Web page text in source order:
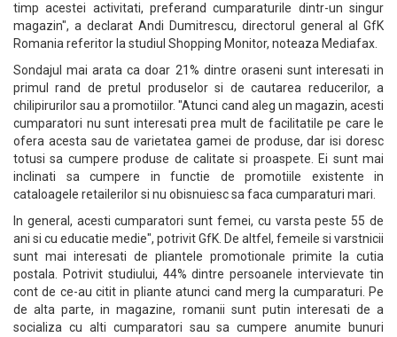
timp acestei activitati, preferand cumparaturile dintr-un singur
magazin", a declarat Andi Dumitrescu, directorul general al GfK
Romania referitor la studiul Shopping Monitor, noteaza Mediafax.
Sondajul mai arata ca doar 21% dintre oraseni sunt interesati in
primul rand de pretul produselor si de cautarea reducerilor, a
chilipirurilor sau a promotiilor. "Atunci cand aleg un magazin, acesti
cumparatori nu sunt interesati prea mult de facilitatile pe care le
ofera acesta sau de varietatea gamei de produse, dar isi doresc
totusi sa cumpere produse de calitate si proaspete. Ei sunt mai
inclinati sa cumpere in functie de promotiile existente in
cataloagele retailerilor si nu obisnuiesc sa faca cumparaturi mari.
In general, acesti cumparatori sunt femei, cu varsta peste 55 de
ani si cu educatie medie", potrivit GfK. De altfel, femeile si varstnicii
sunt mai interesati de pliantele promotionale primite la cutia
postala. Potrivit studiului, 44% dintre persoanele intervievate tin
cont de ce-au citit in pliante atunci cand merg la cumparaturi. Pe
de alta parte, in magazine, romanii sunt putin interesati de a
socializa cu alti cumparatori sau sa cumpere anumite bunuri